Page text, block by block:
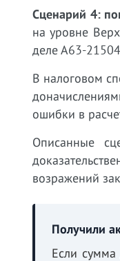
Сценарий 4:
на уровне
деле А63-
В налоговом
ошибки в
Описанные
возражений
Получили
Если